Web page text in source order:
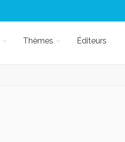
Thèmes Éditeurs